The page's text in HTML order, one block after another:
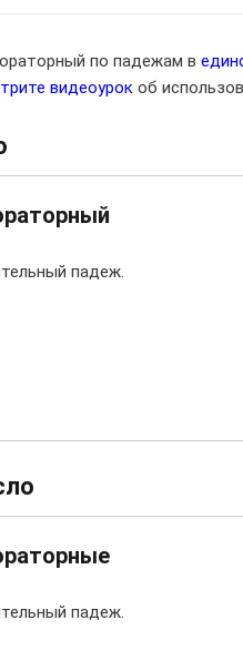
по падежам в
видеоурок об
падеж.
падеж.